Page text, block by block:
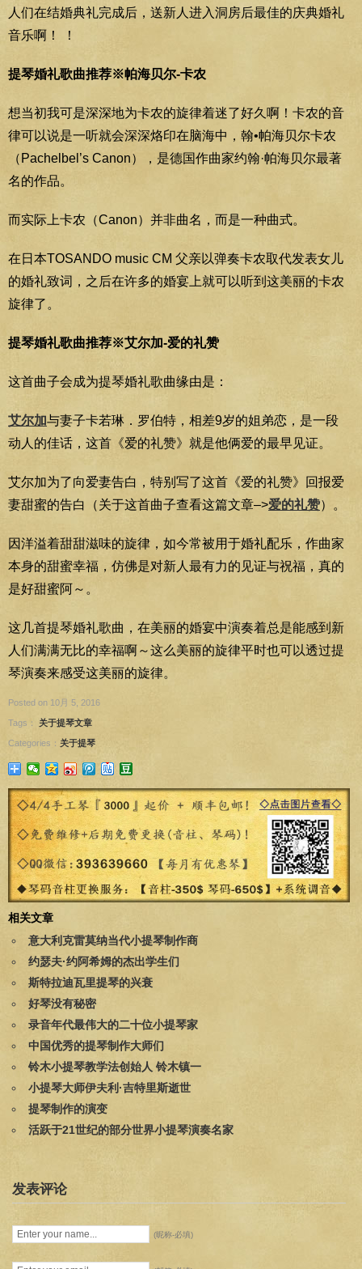
人们在结婚典礼完成后，送新人进入洞房后最佳的庆典婚礼
音乐啊！ ！
提琴婚礼歌曲推荐※帕海贝尔-卡农
想当初我可是深深地为卡农的旋律着迷了好久啊！卡农的音
律可以说是一听就会深深烙印在脑海中，翰•帕海贝尔卡农
（Pachelbel’s Canon），是德国作曲家约翰·帕海贝尔最著
名的作品。
而实际上卡农（Canon）并非曲名，而是一种曲式。
在日本TOSANDO music CM 父亲以弹奏卡农取代发表女儿
的婚礼致词，之后在许多的婚宴上就可以听到这美丽的卡农
旋律了。
提琴婚礼歌曲推荐※艾尔加-爱的礼赞
这首曲子会成为提琴婚礼歌曲缘由是：
艾尔加与妻子卡若琳．罗伯特，相差9岁的姐弟恋，是一段
动人的佳话，这首《爱的礼赞》就是他俩爱的最早见证。
艾尔加为了向爱妻告白，特别写了这首《爱的礼赞》回报爱
妻甜蜜的告白（关于这首曲子查看这篇文章–>爱的礼赞）。
因洋溢着甜甜滋味的旋律，如今常被用于婚礼配乐，作曲家
本身的甜蜜幸福，仿佛是对新人最有力的见证与祝福，真的
是好甜蜜阿～。
这几首提琴婚礼歌曲，在美丽的婚宴中演奏着总是能感到新
人们满满无比的幸福啊～这么美丽的旋律平时也可以透过提
琴演奏来感受这美丽的旋律。
Posted on 10月 5, 2016
Tags： 关于提琴文章
Categories： 关于提琴
相关文章
意大利克雷莫纳当代小提琴制作商
约瑟夫·约阿希姆的杰出学生们
斯特拉迪瓦里提琴的兴衰
好琴没有秘密
录音年代最伟大的二十位小提琴家
中国优秀的提琴制作大师们
铃木小提琴教学法创始人 铃木镇一
小提琴大师伊夫利·吉特里斯逝世
提琴制作的演变
活跃于21世纪的部分世界小提琴演奏名家
发表评论
(昵称-必填)